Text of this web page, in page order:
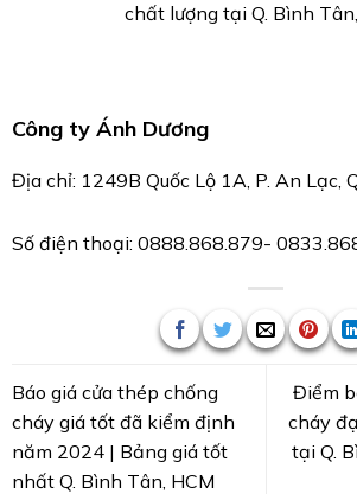
chất lượng tại Q. Bình
Công ty Ánh Dương
Địa chỉ: 1249B Quốc Lộ 1A, P. An Lạc,
Số điện thoại: 0888.868.879-
Báo giá cửa thép chống
cháy giá tốt đã kiểm định
năm 2024 | Bảng giá tốt
nhất Q. Bình Tân, HCM
Điểm
cháy
tại Q.